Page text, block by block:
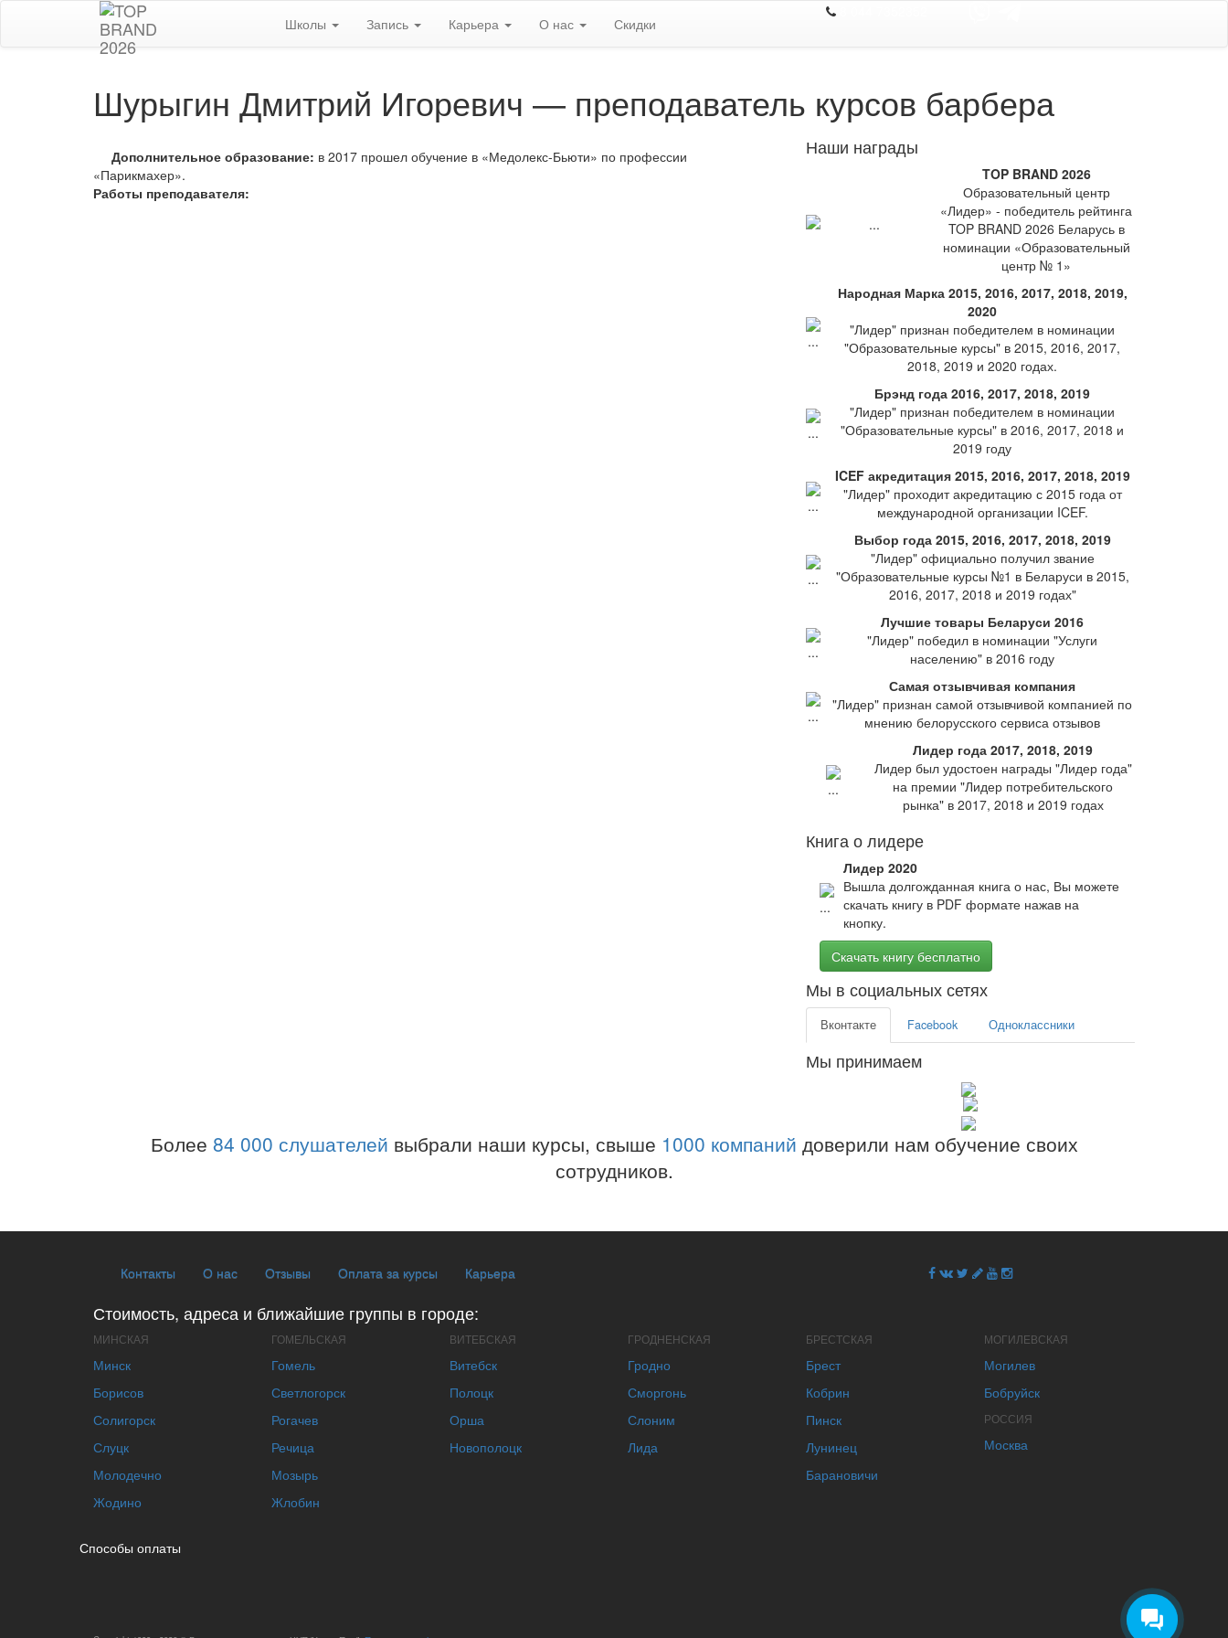
Школы Запись Карьера О нас Скидки
Шурыгин Дмитрий Игоревич — преподаватель курсов барбера
Дополнительное образование: в 2017 прошел обучение в «Медолекс-Бьюти» по профессии
«Парикмахер».
Работы преподавателя:
Наши награды
TOP BRAND 2026
Образовательный центр
«Лидер» - победитель рейтинга
TOP BRAND 2026 Беларусь в
номинации «Образовательный
центр № 1»
Народная Марка 2015, 2016, 2017, 2018, 2019,
2020
"Лидер" признан победителем в номинации
"Образовательные курсы" в 2015, 2016, 2017,
2018, 2019 и 2020 годах.
Брэнд года 2016, 2017, 2018, 2019
"Лидер" признан победителем в номинации
"Образовательные курсы" в 2016, 2017, 2018 и
2019 году
ICEF акредитация 2015, 2016, 2017, 2018, 2019
"Лидер" проходит акредитацию с 2015 года от
международной организации ICEF.
Выбор года 2015, 2016, 2017, 2018, 2019
"Лидер" официально получил звание
"Образовательные курсы №1 в Беларуси в 2015,
2016, 2017, 2018 и 2019 годах"
Лучшие товары Беларуси 2016
"Лидер" победил в номинации "Услуги
населению" в 2016 году
Самая отзывчивая компания
"Лидер" признан самой отзывчивой компанией по
мнению белорусского сервиса отзывов
Лидер года 2017, 2018, 2019
Лидер был удостоен награды "Лидер года"
на премии "Лидер потребительского
рынка" в 2017, 2018 и 2019 годах
Книга о лидере
Лидер 2020
Вышла долгожданная книга о нас, Вы можете
скачать книгу в PDF формате нажав на
кнопку.
Скачать книгу бесплатно
Мы в социальных сетях
Вконтакте Facebook Одноклассники
Мы принимаем
Более 84 000 слушателей выбрали наши курсы, свыше 1000 компаний доверили нам обучение своих
сотрудников.
Контакты О нас Отзывы Оплата за курсы Карьера
Стоимость, адреса и ближайшие группы в городе:
МИНСКАЯ
Минск
Борисов
Солигорск
Слуцк
Молодечно
Жодино
ГОМЕЛЬСКАЯ
Гомель
Светлогорск
Рогачев
Речица
Мозырь
Жлобин
ВИТЕБСКАЯ
Витебск
Полоцк
Орша
Новополоцк
ГРОДНЕНСКАЯ
Гродно
Сморгонь
Слоним
Лида
БРЕСТСКАЯ
Брест
Кобрин
Пинск
Лунинец
Барановичи
МОГИЛЕВСКАЯ
Могилев
Бобруйск
РОССИЯ
Москва
Способы оплаты